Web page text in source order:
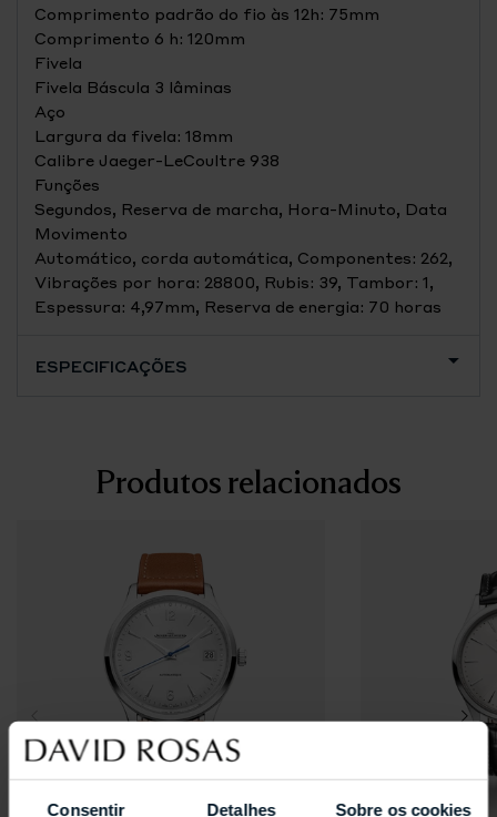
Consentir Detalhes Sobre os cookies
Comprimento padrão do fio às 12h: 75mm
Comprimento 6 h: 120mm
Fivela
Fivela Báscula 3 lâminas
Aço
Largura da fivela: 18mm
Calibre Jaeger-LeCoultre 938
Funções
Segundos, Reserva de marcha, Hora-Minuto, Data
Movimento
Automático, corda automática, Componentes: 262,
Vibrações por hora: 28800, Rubis: 39, Tambor: 1,
Espessura: 4,97mm, Reserva de energia: 70 horas
ESPECIFICAÇÕES
Produtos relacionados